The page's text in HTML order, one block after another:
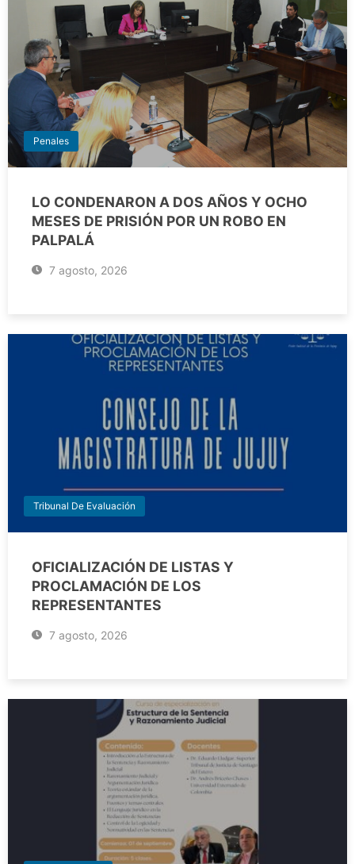
Penales
LO CONDENARON A DOS AÑOS Y OCHO
MESES DE PRISIÓN POR UN ROBO EN
PALPALÁ
7 agosto, 2026
Tribunal De Evaluación
OFICIALIZACIÓN DE LISTAS Y
PROCLAMACIÓN DE LOS
REPRESENTANTES
7 agosto, 2026